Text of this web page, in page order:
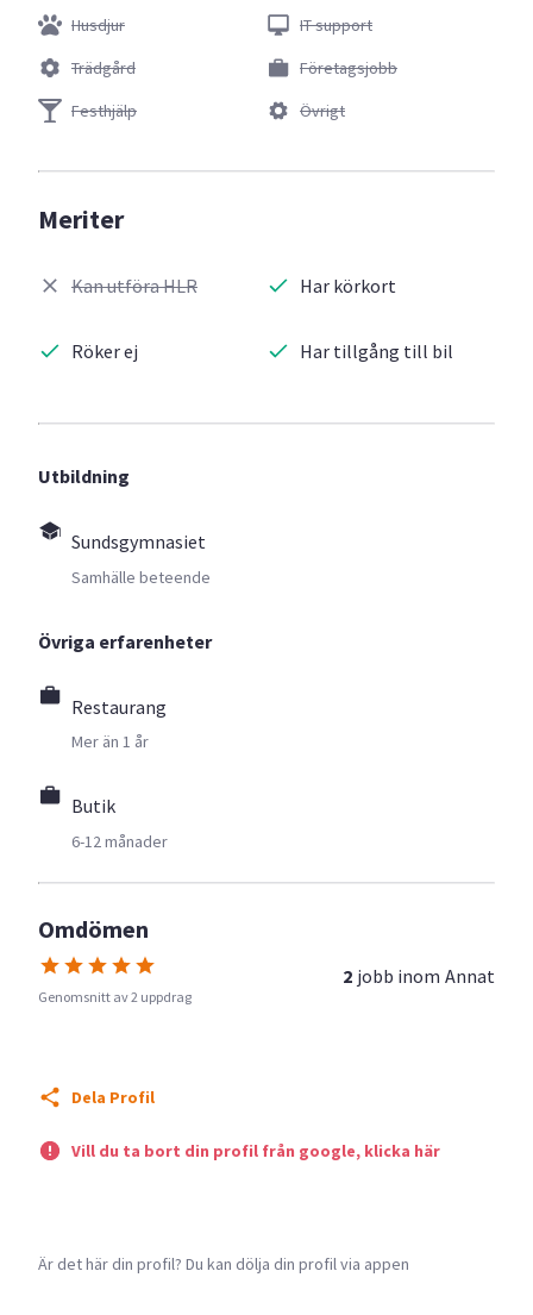
Husdjur
Trädgård
Festhjälp
IT support
Företagsjobb
Övrigt
Meriter
Kan utföra HLR
Röker ej
Har körkort
Har tillgång till bil
Utbildning
Sundsgymnasiet
Samhälle beteende
Övriga erfarenheter
Restaurang
Mer än 1 år
Butik
6-12 månader
Omdömen
Genomsnitt av 2 uppdrag
2 jobb inom Annat
Dela Profil
Vill du ta bort din profil från google, klicka här
Är det här din profil? Du kan dölja din profil via appen